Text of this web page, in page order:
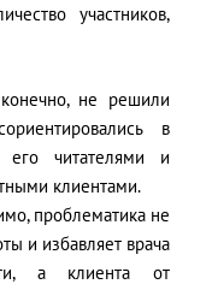
участников,
не решили
в
его читателями и
клиентами.
проблематика не
и избавляет врача
а клиента от